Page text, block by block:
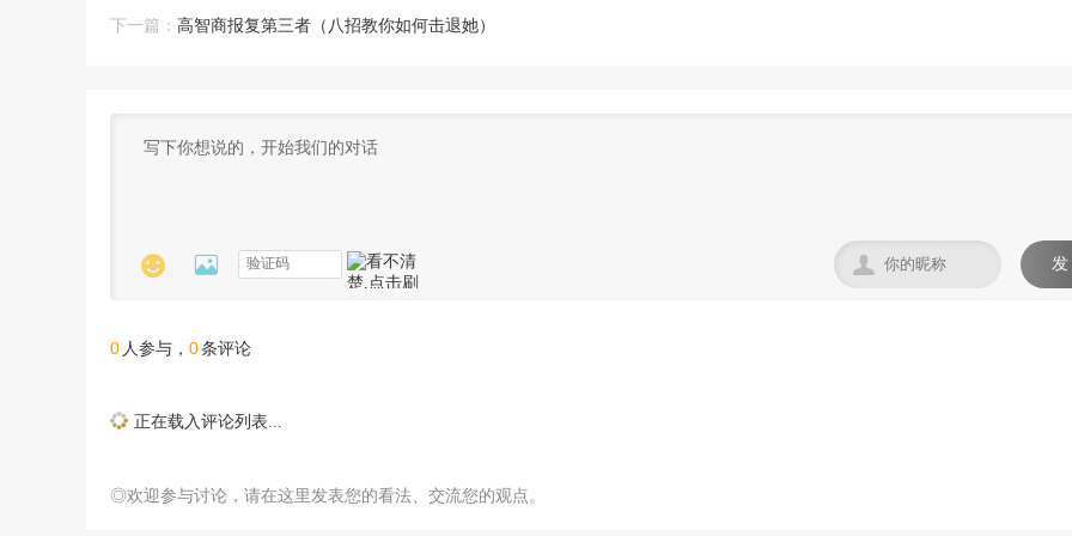
下一篇： 高智商报复第三者（八招教你如何击退她）
  发

0 人参与， 0条评论
正在载入评论列表...
◎欢迎参与讨论，请在这里发表您的看法、交流您的观点。